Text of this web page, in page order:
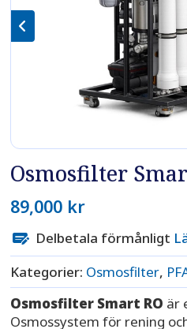
Osmosfilter
89,000 kr
Delbetala förmånligt
Kategorier: Osmosfilter,
Osmosfilter Smart RO är
Osmossystem för rening